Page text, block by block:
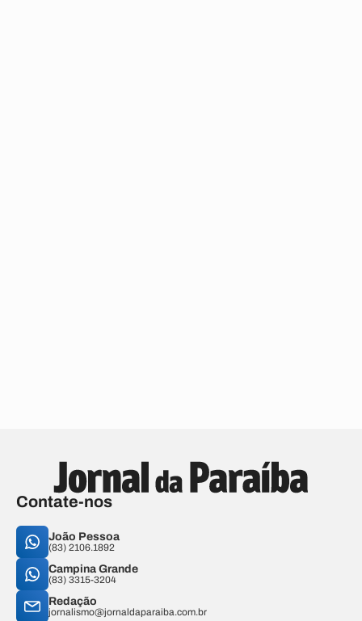
Contate-nos
João Pessoa
(83) 2106.1892
Campina Grande
(83) 3315-3204
Redação
jornalismo@jornaldaparaiba.com.br